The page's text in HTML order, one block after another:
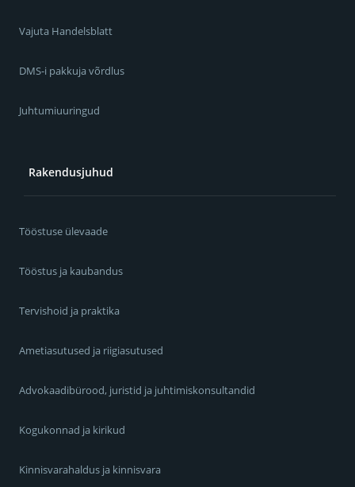
Vajuta Handelsblatt
DMS-i pakkuja võrdlus
Juhtumiuuringud
Rakendusjuhud
Tööstuse ülevaade
Tööstus ja kaubandus
Tervishoid ja praktika
Ametiasutused ja riigiasutused
Advokaadibürood, juristid ja juhtimiskonsultandid
Kogukonnad ja kirikud
Kinnisvarahaldus ja kinnisvara